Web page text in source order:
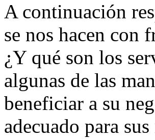
A continuación
se nos hacen con
¿Y qué son los
algunas de las
beneficiar a su
adecuado para